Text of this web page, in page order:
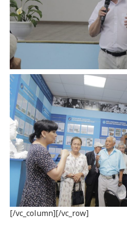
[/vc_column][/vc_row]